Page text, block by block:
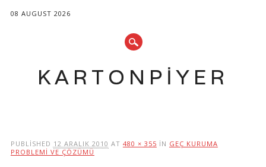
08 AUGUST 2026
KARTONPIYER
content
PUBLISHED 12 ARALIK 2010 AT 480 × 355 IN GEÇ KURUMA
PROBLEMI VE ÇÖZÜMÜ